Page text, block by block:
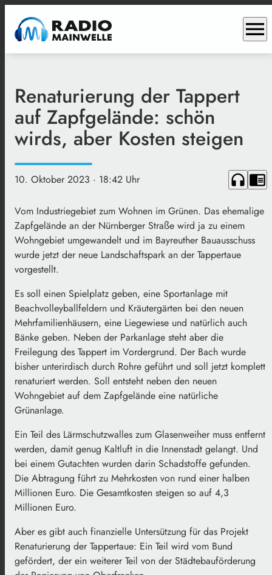
menu
Renaturierung der Tappert
auf Zapfgelände: schön
wirds, aber Kosten steigen
10. Oktober 2023 · 18:42 Uhr headphones chrome_reader_mode
Vom Industriegebiet zum Wohnen im Grünen. Das ehemalige
Zapfgelände an der Nürnberger Straße wird ja zu einem
Wohngebiet umgewandelt und im Bayreuther Bauausschuss
wurde jetzt der neue Landschaftspark an der Tappertaue
vorgestellt.
Es soll einen Spielplatz geben, eine Sportanlage mit
Beachvolleyballfeldern und Kräutergärten bei den neuen
Mehrfamilienhäusern, eine Liegewiese und natürlich auch
Bänke geben. Neben der Parkanlage steht aber die
Freilegung des Tappert im Vordergrund. Der Bach wurde
bisher unterirdisch durch Rohre geführt und soll jetzt komplett
renaturiert werden. Soll entsteht neben den neuen
Wohngebiet auf dem Zapfgelände eine natürliche
Grünanlage.
Ein Teil des Lärmschutzwalles zum Glasenweiher muss entfernt
werden, damit genug Kaltluft in die Innenstadt gelangt. Und
bei einem Gutachten wurden darin Schadstoffe gefunden.
Die Abtragung führt zu Mehrkosten von rund einer halben
Millionen Euro. Die Gesamtkosten steigen so auf 4,3
Millionen Euro.
Aber es gibt auch finanzielle Untersützung für das Projekt
Renaturierung der Tappertaue: Ein Teil wird vom Bund
gefördert, der ein weiterer Teil von der Städtebauförderung